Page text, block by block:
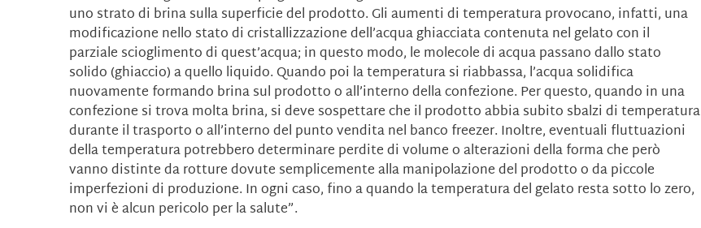
uno strato di brina sulla superficie del prodotto. Gli aumenti di temperatura provocano, infatti, una
modificazione nello stato di cristallizzazione dell’acqua ghiacciata contenuta nel gelato con il
parziale scioglimento di quest’acqua; in questo modo, le molecole di acqua passano dallo stato
solido (ghiaccio) a quello liquido. Quando poi la temperatura si riabbassa, l’acqua solidifica
nuovamente formando brina sul prodotto o all’interno della confezione. Per questo, quando in una
confezione si trova molta brina, si deve sospettare che il prodotto abbia subito sbalzi di temperatura
durante il trasporto o all’interno del punto vendita nel banco freezer. Inoltre, eventuali fluttuazioni
della temperatura potrebbero determinare perdite di volume o alterazioni della forma che però
vanno distinte da rotture dovute semplicemente alla manipolazione del prodotto o da piccole
imperfezioni di produzione. In ogni caso, fino a quando la temperatura del gelato resta sotto lo zero,
non vi è alcun pericolo per la salute”.